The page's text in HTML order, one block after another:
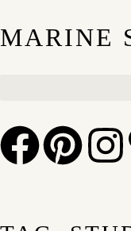
MARINE